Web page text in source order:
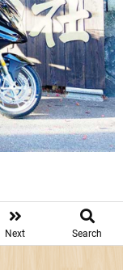
Next Search